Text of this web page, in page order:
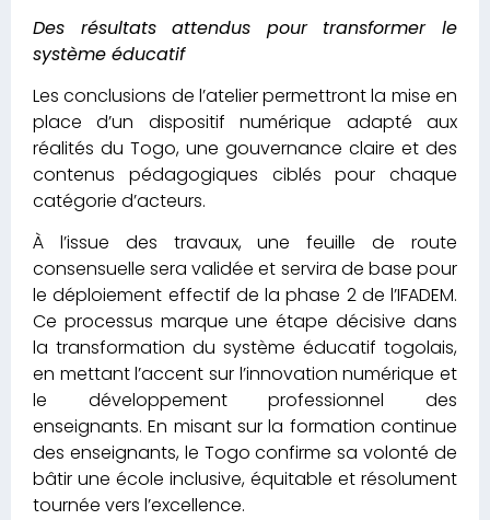
Des résultats attendus pour transformer le
système éducatif
Les conclusions de l’atelier permettront la mise en
place d’un dispositif numérique adapté aux
réalités du Togo, une gouvernance claire et des
contenus pédagogiques ciblés pour chaque
catégorie d’acteurs.
À l’issue des travaux, une feuille de route
consensuelle sera validée et servira de base pour
le déploiement effectif de la phase 2 de l’IFADEM.
Ce processus marque une étape décisive dans
la transformation du système éducatif togolais,
en mettant l’accent sur l’innovation numérique et
le développement professionnel des
enseignants. En misant sur la formation continue
des enseignants, le Togo confirme sa volonté de
bâtir une école inclusive, équitable et résolument
tournée vers l’excellence.